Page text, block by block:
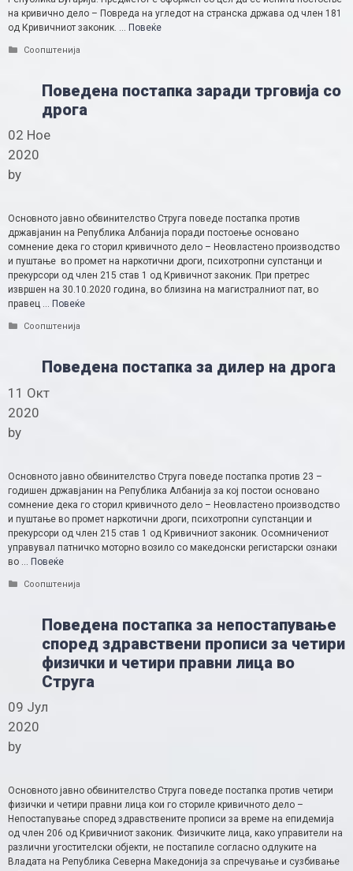
на кривично дело – Повреда на угледот на странска држава од член 181
од Кривичниот законик. … Повеќе
Categories
Соопштенија
Поведена постапка заради трговија со
дрога
02 Ное
2020
by
Основното јавно обвинителство Струга поведе постапка против
државјанин на Република Албанија поради постоење основано
сомнение дека го сторил кривичното дело – Неовластено производство
и пуштање во промет на наркотични дроги, психотропни супстанци и
прекурсори од член 215 став 1 од Кривичнот законик. При претрес
извршен на 30.10.2020 година, во близина на магистралниот пат, во
правец … Повеќе
Categories
Соопштенија
Поведена постапка за дилер на дрога
11 Окт
2020
by
Основното јавно обвинителство Струга поведе постапка против 23 –
годишен државјанин на Република Албанија за кој постои основано
сомнение дека го сторил кривичното дело – Неовластено производство
и пуштање во промет наркотични дроги, психотропни супстанции и
прекурсори од член 215 став 1 од Кривичниот законик. Осомничениот
управувал патничко моторно возило со македонски регистарски ознаки
во … Повеќе
Categories
Соопштенија
Поведена постапка за непостапување
според здравствени прописи за четири
физички и четири правни лица во
Струга
09 Јул
2020
by
Основното јавно обвинителство Струга поведе постапка против четири
физички и четири правни лица кои го сториле кривичното дело –
Непостапување според здравствените прописи за време на епидемија
од член 206 од Кривичниот законик. Физичките лица, како управители на
различни угостителски објекти, не постапиле согласно одлуките на
Владата на Република Северна Македонија за спречување и сузбивање